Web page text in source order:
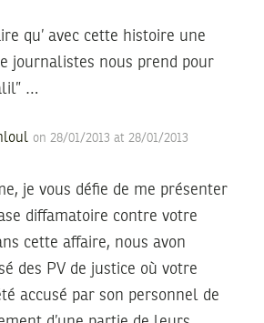
qu’ avec cette histoire une
journalistes nous prend pour
…
on 28/01/2013 at 28/01/2013
je vous défie de me présenter
diffamatoire contre votre
cette affaire, nous avon
des PV de justice où votre
accusé par son personnel de